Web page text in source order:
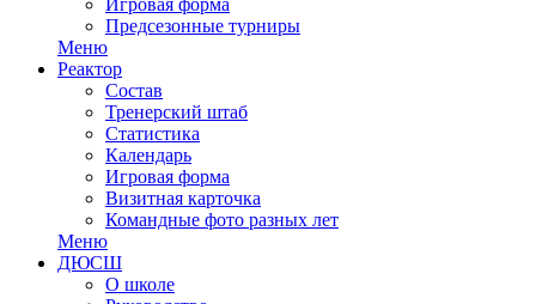
Игровая форма
Предсезонные турниры
Меню
Реактор
Состав
Тренерский штаб
Статистика
Календарь
Игровая форма
Визитная карточка
Командные фото разных лет
Меню
ДЮСШ
О школе